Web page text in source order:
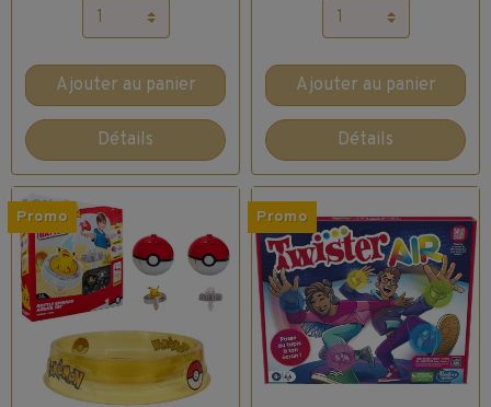
Ajouter au panier
Détails
Ajouter au panier
Détails
Promo Promo